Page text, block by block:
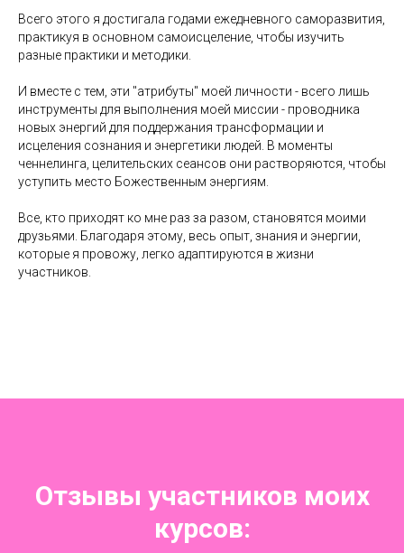
Всего этого я достигала годами ежедневного саморазвития,
практикуя в основном самоисцеление, чтобы изучить
разные практики и методики.
И вместе с тем, эти "атрибуты" моей личности - всего лишь
инструменты для выполнения моей миссии - проводника
новых энергий для поддержания трансформации и
исцеления сознания и энергетики людей. В моменты
ченнелинга, целительских сеансов они растворяются, чтобы
уступить место Божественным энергиям.
Все, кто приходят ко мне раз за разом, становятся моими
друзьями. Благодаря этому, весь опыт, знания и энергии,
которые я провожу, легко адаптируются в жизни
участников.
Отзывы участников моих
курсов: